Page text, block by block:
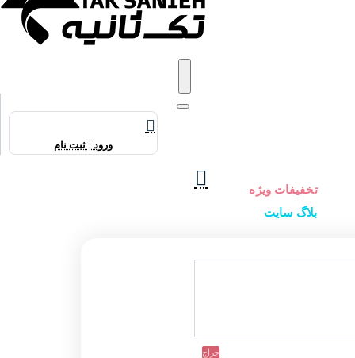
ورود | ثبت نام
تخفیفات ویژه
بلاگ سایت
حراج